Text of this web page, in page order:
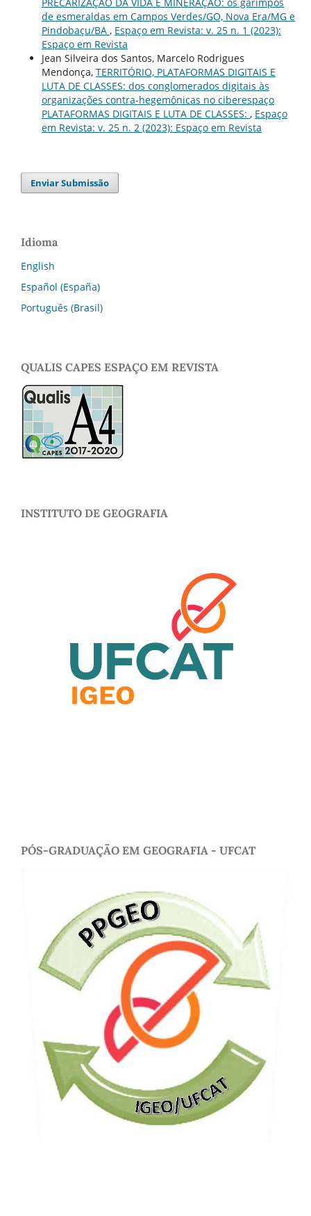
PRECARIZAÇÃO DA VIDA E MINERAÇÃO: os garimpos
de esmeraldas em Campos Verdes/GO, Nova Era/MG e
Pindobaçu/BA , Espaço em Revista: v. 25 n. 1 (2023):
Espaço em Revista
Jean Silveira dos Santos, Marcelo Rodrigues
Mendonça, TERRITÓRIO, PLATAFORMAS DIGITAIS E
LUTA DE CLASSES: dos conglomerados digitais às
organizações contra-hegemônicas no ciberespaço
PLATAFORMAS DIGITAIS E LUTA DE CLASSES: , Espaço
em Revista: v. 25 n. 2 (2023): Espaço em Revista
Enviar Submissão
Idioma
English
Español (España)
Português (Brasil)
QUALIS CAPES ESPAÇO EM REVISTA
INSTITUTO DE GEOGRAFIA
PÓS-GRADUAÇÃO EM GEOGRAFIA - UFCAT